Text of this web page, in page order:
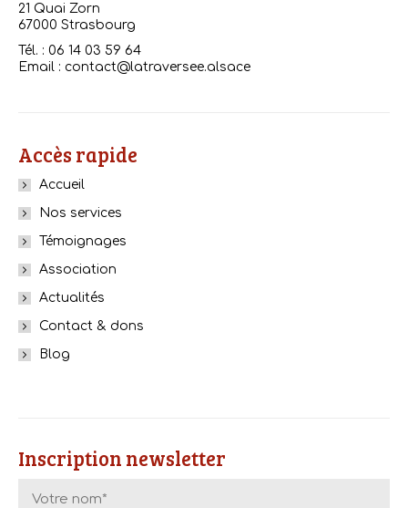
21 Quai Zorn
67000 Strasbourg
Tél. : 06 14 03 59 64
Email : contact@latraversee.alsace
Accès rapide
Accueil
Nos services
Témoignages
Association
Actualités
Contact & dons
Blog
Inscription newsletter